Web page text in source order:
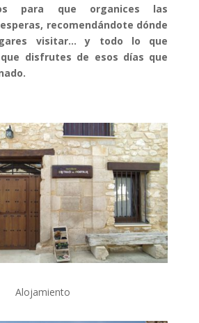
para que organices las
recomendándote dónde
visitar… y todo lo que
disfrutes de esos días que
Alojamiento